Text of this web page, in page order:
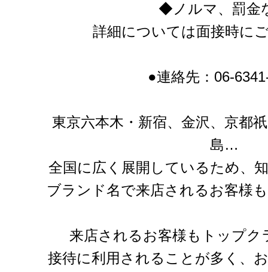
◆ノルマ、罰金
詳細については面接時に
●連絡先：06-
東京六本木・新宿、金沢、京都
島…
全国に広く展開しているため、
ブランド名で来店されるお客様
来店されるお客様もトップ
接待に利用されることが多く、